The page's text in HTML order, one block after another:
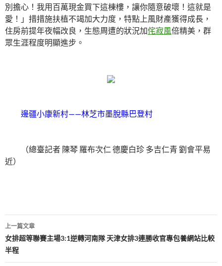
別擔心！我用百萬現金買下這棟樓，讓你隨意破壞！這就是
愛！」措措施扶植不竭加大力度，特點上風財產獲得成長，
住房前提年夜幅改良，生態周遭的狀況加侘寂風倍精美，群
眾生涯程度明顯進步。
邊疆小康新村——林芝市墨脫縣巴登村
（總臺記者 陳琴 羅布次仁 德慶白珍 多吉仁青 劉會平易
近）
文
章
導
上一篇文章
女排超等聯賽主場3:1逆轉河南隊 天津女排3連勝收官專包養網站比較
半程